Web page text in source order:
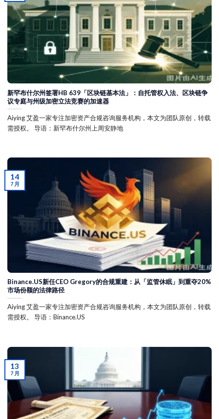
新罕布什尔州签署HB 639「区块链基本法」：自托管权入法、区块链争
议专庭与州级加密立法竞赛的加速器
Aiying 艾盈一家专注加密资产合规咨询服务机构，本文为团队原创，转载
需授权。 导语：新罕布什尔州上周安静地
Binance.US新任CEO Gregory的合规重建：从「监管休眠」到重夺20%
市场份额的法律路径
Aiying 艾盈一家专注加密资产合规咨询服务机构，本文为团队原创，转载
需授权。 导语：Binance.US
14
7 月
13
7 月